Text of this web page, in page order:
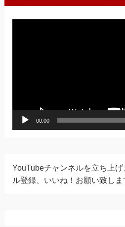
00:00
YouTubeチャンネルを立ち上
ル登録、いいね！お願い致しま